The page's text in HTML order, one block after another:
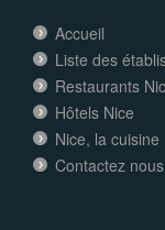
Accueil
Liste des
Restaurants
Hôtels Nice
Nice, la cuisine
Contactez nous